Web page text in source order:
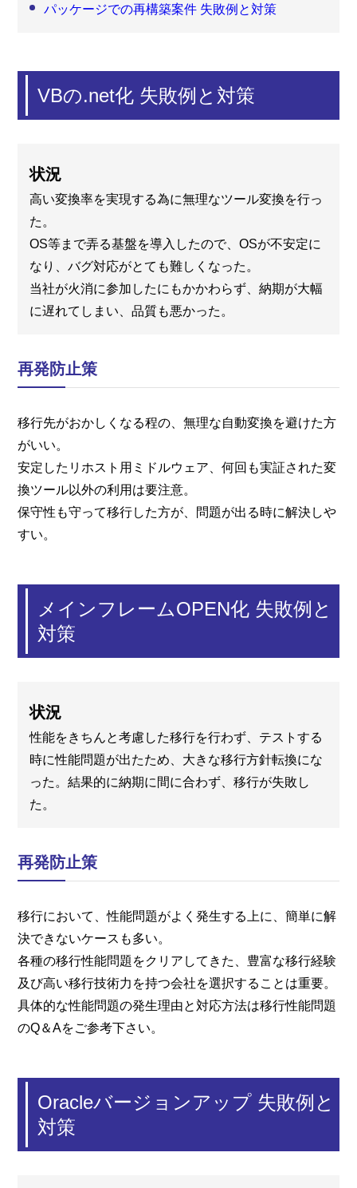
パッケージでの再構築案件 失敗例と対策
VBの.net化 失敗例と対策
状況
高い変換率を実現する為に無理なツール変換を行っ
た。
OS等まで弄る基盤を導入したので、OSが不安定に
なり、バグ対応がとても難しくなった。
当社が火消に参加したにもかかわらず、納期が大幅
に遅れてしまい、品質も悪かった。
再発防止策
移行先がおかしくなる程の、無理な自動変換を避けた方
がいい。
安定したリホスト用ミドルウェア、何回も実証された変
換ツール以外の利用は要注意。
保守性も守って移行した方が、問題が出る時に解決しや
すい。
メインフレームOPEN化 失敗例と
対策
状況
性能をきちんと考慮した移行を行わず、テストする
時に性能問題が出たため、大きな移行方針転換にな
った。結果的に納期に間に合わず、移行が失敗し
た。
再発防止策
移行において、性能問題がよく発生する上に、簡単に解
決できないケースも多い。
各種の移行性能問題をクリアしてきた、豊富な移行経験
及び高い移行技術力を持つ会社を選択することは重要。
具体的な性能問題の発生理由と対応方法は移行性能問題
のQ＆Aをご参考下さい。
Oracleバージョンアップ 失敗例と
対策